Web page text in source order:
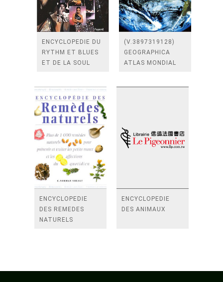
ENCYCLOPEDIE DU
RYTHM ET BLUES
ET DE LA SOUL
(V.3897319128)
GEOGRAPHICA
ATLAS MONDIAL
ENCYCLOPEDIE
DES REMEDES
NATURELS
ENCYCLOPEDIE
DES ANIMAUX